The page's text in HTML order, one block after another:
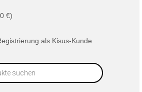
€)
als Kisus-Kunde